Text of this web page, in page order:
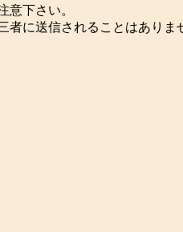
下さい。
者に送信されることはありま